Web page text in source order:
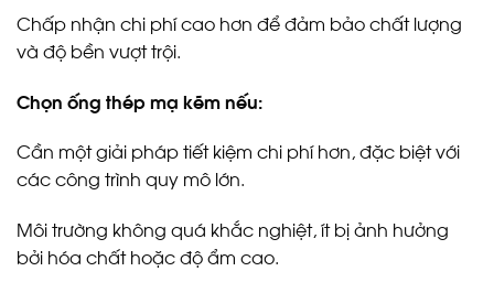
Chấp nhận chi phí cao hơn để đảm bảo chất lượng
và độ bền vượt trội.
Chọn ống thép mạ kẽm nếu:
Cần một giải pháp tiết kiệm chi phí hơn, đặc biệt với
các công trình quy mô lớn.
Môi trường không quá khắc nghiệt, ít bị ảnh hưởng
bởi hóa chất hoặc độ ẩm cao.